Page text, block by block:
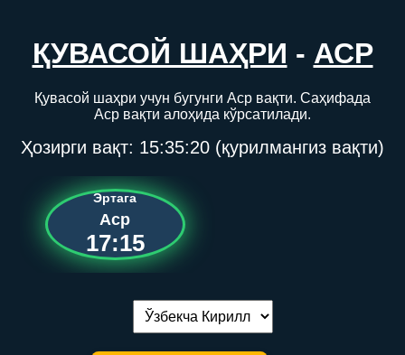
ҚУВАСОЙ ШАҲРИ - АСР
Қувасой шаҳри учун бугунги Аср вақти. Саҳифада
Аср вақти алоҳида кўрсатилади.
Ҳозирги вақт: 15:35:20 (қурилмангиз вақти)
Эртага
Аср
17:15
Тилни алмаштириш: